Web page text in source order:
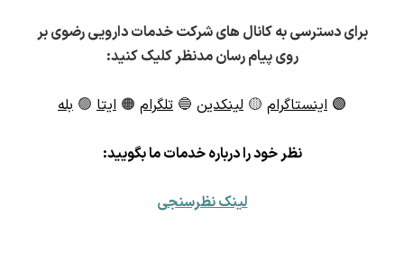
برای دسترسی به کانال های شرکت خدمات دارویی رضوی بر
روی پیام رسان مدنظر کلیک کنید:
🟣 اینستاگرام 🟡 لینکدین 🔵 تلگرام 🟠 ایتا 🟢 بله
نظر خود را درباره خدمات ما بگویید:
لینک نظرسنجی